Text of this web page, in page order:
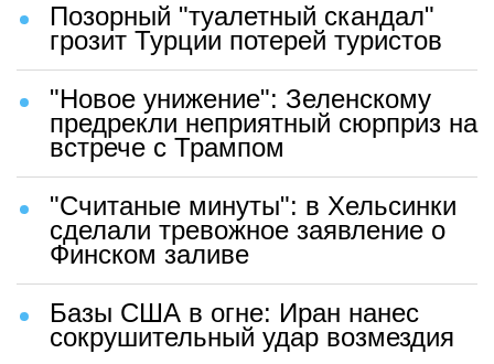
Позорный "туалетный скандал"
грозит Турции потерей туристов
"Новое унижение": Зеленскому
предрекли неприятный сюрприз на
встрече с Трампом
"Считаные минуты": в Хельсинки
сделали тревожное заявление о
Финском заливе
Базы США в огне: Иран нанес
сокрушительный удар возмездия